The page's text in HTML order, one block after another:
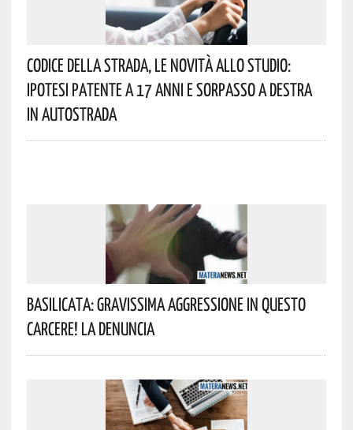
Codice Della Strada, Le Novità Allo Studio:
Ipotesi Patente A 17 Anni E Sorpasso A Destra
In Autostrada
Basilicata: Gravissima Aggressione In Questo
Carcere! La Denuncia